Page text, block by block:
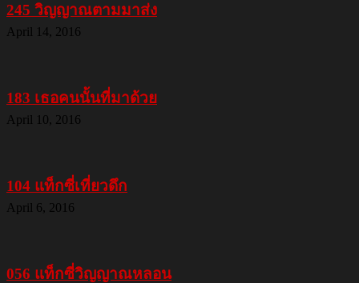
245 วิญญาณตามมาส่ง
April 14, 2016
183 เธอคนนั้นที่มาด้วย
April 10, 2016
104 แท็กซี่เที่ยวดึก
April 6, 2016
056 แท็กซี่วิญญาณหลอน